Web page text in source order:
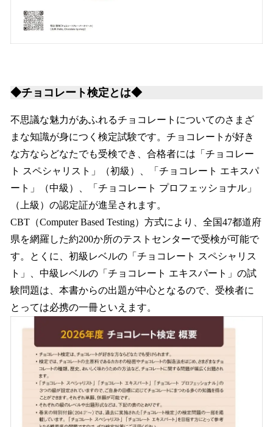
◆チョコレート検定とは◆
不思議な魅力があふれるチョコレートについてのさまざ
まな知識が身につく検定試験です。チョコレートが好き
な方ならどなたでも受検でき、合格者には「チョコレー
ト スペシャリスト」（初級）、「チョコレート エキスパ
ート」（中級）、「チョコレート プロフェッショナル」
（上級）の認定証が進呈されます。
CBT（Computer Based Testing）方式により、全国47都道府
県を網羅した約200か所のテストセンターで受検が可能で
す。とくに、初級レベルの「チョコレート スペシャリス
ト」、中級レベルの「チョコレート エキスパート」の試
験問題は、本書からの出題が中心となるので、受検者に
とっては必携の一冊といえます。